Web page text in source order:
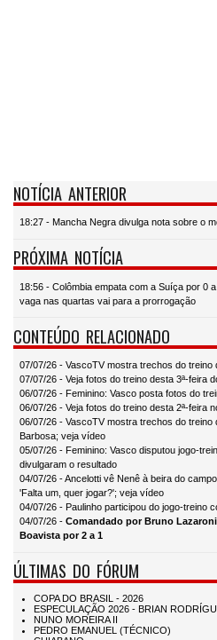
NOTÍCIA ANTERIOR
18:27 - Mancha Negra divulga nota sobre o
PRÓXIMA NOTÍCIA
18:56 - Colômbia empata com a Suíça por 0
vaga nas quartas vai para a prorrogação
CONTEÚDO RELACIONADO
07/07/26 - VascoTV mostra trechos do treino
07/07/26 - Veja fotos do treino desta 3ª-feira
06/07/26 - Feminino: Vasco posta fotos do
06/07/26 - Veja fotos do treino desta 2ª-feira
06/07/26 - VascoTV mostra trechos do treino
Barbosa; veja vídeo
05/07/26 - Feminino: Vasco disputou jogo-
divulgaram o resultado
04/07/26 - Ancelotti vê Nenê à beira do
'Falta um, quer jogar?'; veja vídeo
04/07/26 - Paulinho participou do jogo-treino
04/07/26 - Comandado por Bruno
Boavista por 2 a 1
ÚLTIMAS DO FÓRUM